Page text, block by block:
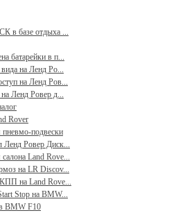
в базе отдыха ...
батарейки в п...
на Ленд Ро...
на Ленд Ров...
Ленд Ровер д...
Rover
подвески
Ленд Ровер Диск...
Land Rove...
на LR Discov...
на Land Rove...
Stop на BMW...
BMW F10